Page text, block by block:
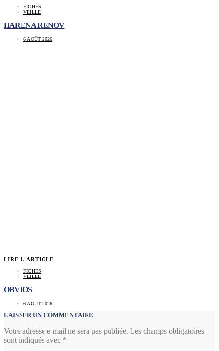
FICHES
VEILLE
HARENA RENOV
6 AOÛT 2026
LIRE L'ARTICLE
FICHES
VEILLE
OBVIOS
6 AOÛT 2026
LAISSER UN COMMENTAIRE
Votre adresse e-mail ne sera pas publiée. Les champs obligatoires
sont indiqués avec *